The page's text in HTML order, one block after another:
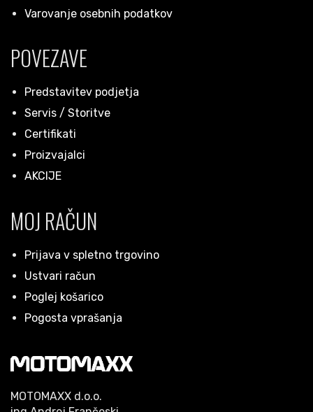
Varovanje osebnih podatkov
POVEZAVE
Predstavitev podjetja
Servis / Storitve
Certifikati
Proizvajalci
AKCIJE
MOJ RAČUN
Prijava v spletno trgovino
Ustvari račun
Poglej košarico
Pogosta vprašanja
MOTOMAXX d.o.o.